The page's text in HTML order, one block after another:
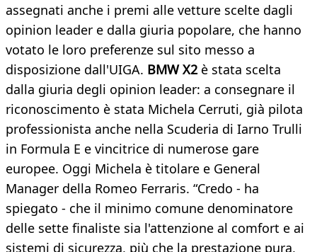
assegnati anche i premi alle vetture scelte dagli
opinion leader e dalla giuria popolare, che hanno
votato le loro preferenze sul sito messo a
disposizione dall'UIGA. BMW X2è stata scelta
dalla giuria degli opinion leader: a consegnare il
riconoscimento è stata Michela Cerruti, già pilota
professionista anche nella Scuderia di Iarno Trulli
in Formula E e vincitrice di numerose gare
europee. Oggi Michela è titolare e General
Manager della Romeo Ferraris. “Credo - ha
spiegato - che il minimo comune denominatore
delle sette finaliste sia l'attenzione al comfort e ai
sistemi di sicurezza, più che la prestazione pura,